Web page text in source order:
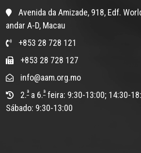
Avenida da Amizade, 918, Edf.
andar A-D, Macau
+853 28 728 121
+853 28 728 127
info@aam.org.mo
2.ª a 6.ª feira: 9:30-13:00; 14:30-
Sábado: 9:30-13:00